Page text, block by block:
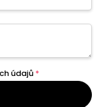
údajů *